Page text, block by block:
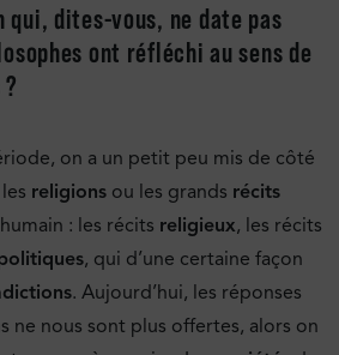
qui, dites-vous, ne date pas
ont réfléchi au sens de
on a un petit peu mis de côté
religions ou les grands récits
: les récits religieux, les récits
, qui d’une certaine façon
. Aujourd’hui, les réponses
ne nous sont plus offertes, alors on